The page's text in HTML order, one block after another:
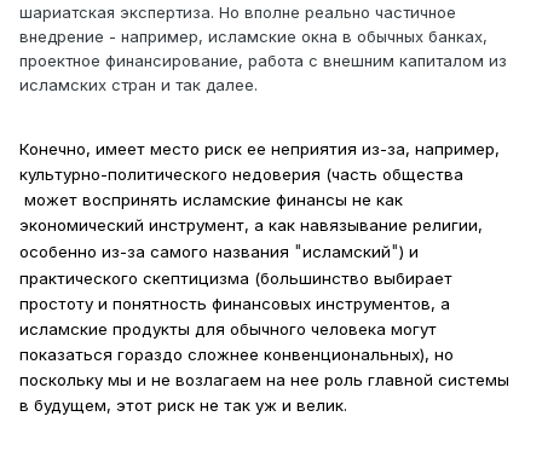
шариатская экспертиза. Но вполне реально частичное
внедрение - например, исламские окна в обычных банках,
проектное финансирование, работа с внешним капиталом из
исламских стран и так далее.
Конечно, имеет место риск ее неприятия из-за, например,
культурно-политического недоверия (часть общества
может воспринять исламские финансы не как
экономический инструмент, а как навязывание религии,
особенно из-за самого названия "исламский") и
практического скептицизма (большинство выбирает
простоту и понятность финансовых инструментов, а
исламские продукты для обычного человека могут
показаться гораздо сложнее конвенциональных), но
поскольку мы и не возлагаем на нее роль главной системы
в будущем, этот риск не так уж и велик.